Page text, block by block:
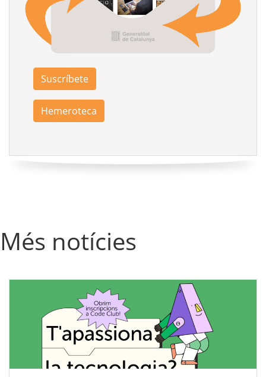
Suscríbete
Hemeroteca
Més notícies